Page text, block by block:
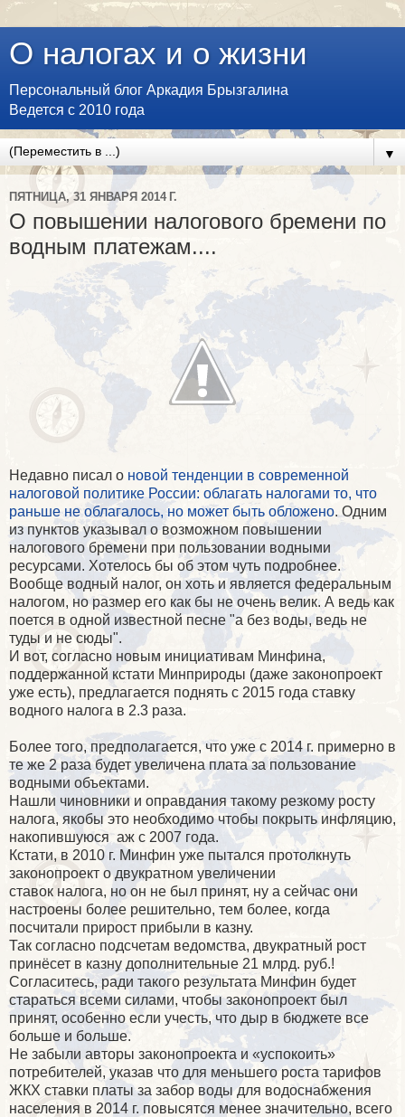
О налогах и о жизни
Персональный блог Аркадия Брызгалина
Ведется с 2010 года
▼
ПЯТНИЦА, 31 ЯНВАРЯ 2014 Г.
О повышении налогового бремени по
водным платежам....
Недавно писал о новой тенденции в современной
налоговой политике России: облагать налогами то, что
раньше не облагалось, но может быть обложено. Одним
из пунктов указывал о возможном повышении
налогового бремени при пользовании водными
ресурсами. Хотелось бы об этом чуть подробнее.
Вообще водный налог, он хоть и является федеральным
налогом, но размер его как бы не очень велик. А ведь как
поется в одной известной песне "а без воды, ведь не
туды и не сюды".
И вот, согласно новым инициативам Минфина,
поддержанной кстати Минприроды (даже законопроект
уже есть), предлагается поднять с 2015 года ставку
водного налога в 2.3 раза.
Более того, предполагается, что уже с 2014 г. примерно в
те же 2 раза будет увеличена плата за пользование
водными объектами.
Нашли чиновники и оправдания такому резкому росту
налога, якобы это необходимо чтобы покрыть инфляцию,
накопившуюся аж с 2007 года.
Кстати, в 2010 г. Минфин уже пытался протолкнуть
законопроект о двукратном увеличении
ставок налога, но он не был принят, ну а сейчас они
настроены более решительно, тем более, когда
посчитали прирост прибыли в казну.
Так согласно подсчетам ведомства, двукратный рост
принёсет в казну дополнительные 21 млрд. руб.!
Согласитесь, ради такого результата Минфин будет
стараться всеми силами, чтобы законопроект был
принят, особенно если учесть, что дыр в бюджете все
больше и больше.
Не забыли авторы законопроекта и «успокоить»
потребителей, указав что для меньшего роста тарифов
ЖКХ ставки платы за забор воды для водоснабжения
населения в 2014 г. повысятся менее значительно, всего